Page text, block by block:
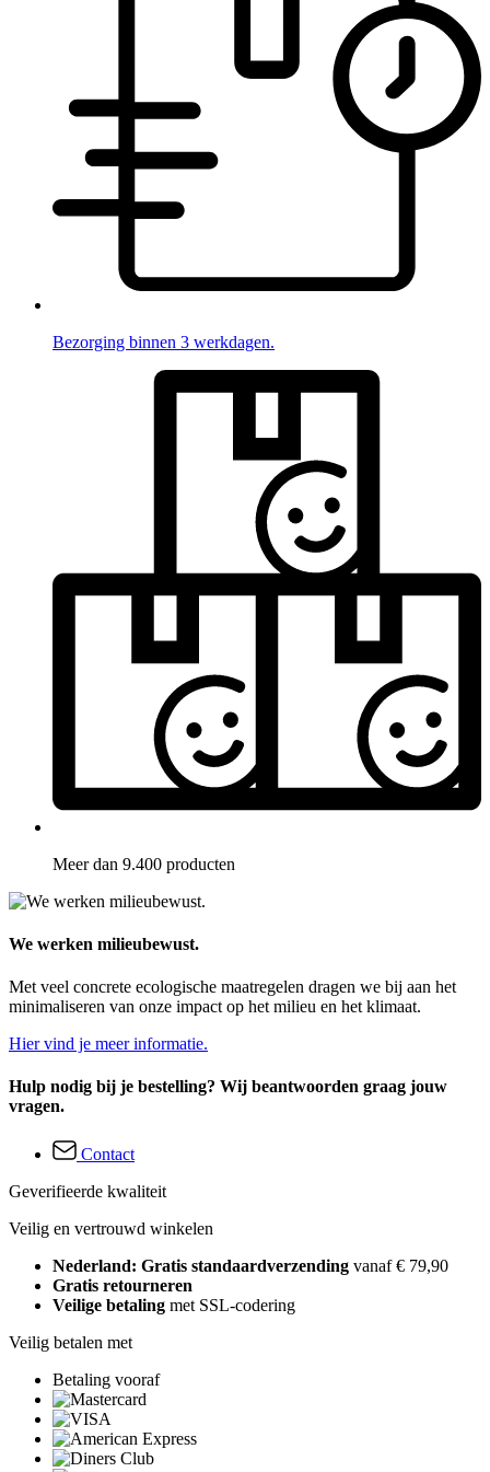
Bezorging binnen 3 werkdagen.
Meer dan 9.400 producten
We werken milieubewust.
Met veel concrete ecologische maatregelen dragen we bij aan het
minimaliseren van onze impact op het milieu en het klimaat.
Hier vind je meer informatie.
Hulp nodig bij je bestelling? Wij beantwoorden graag jouw
vragen.
Contact
Geverifieerde kwaliteit
Veilig en vertrouwd winkelen
Nederland: Gratis standaardverzending vanaf € 79,90
Gratis retourneren
Veilige betaling met SSL-codering
Veilig betalen met
Betaling vooraf